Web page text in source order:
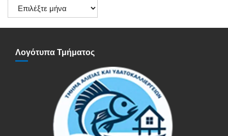
Ιστορικό
Ανακοινώσεων
Λογότυπα Τμήματος